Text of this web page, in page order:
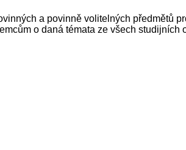
a povinně volitelných předmětů
o daná témata ze všech studijních